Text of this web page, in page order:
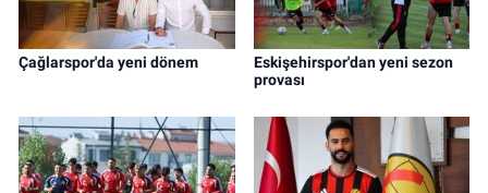
Çağlarspor'da yeni dönem
Eskişehirspor'dan yeni sezon
provası